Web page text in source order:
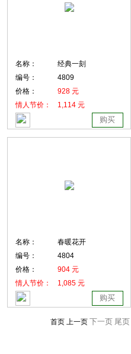
名称：
经典一刻
编号：
4809
价格：
928 元
情人节价：
1,114 元
购买
名称：
春暖花开
编号：
4804
价格：
904 元
情人节价：
1,085 元
购买
首页 上一页 下一页 尾页